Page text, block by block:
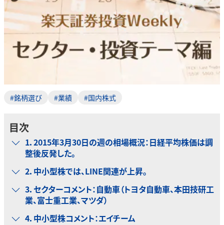
#銘柄選び #業績 #国内株式
目次
1．2015年3月30日の週の相場概況：日経平均株価は調
整後反発した。
2．中小型株では、LINE関連が上昇。
3．セクターコメント：自動車（トヨタ自動車、本田技研工
業、富士重工業、マツダ）
4．中小型株コメント：エイチーム